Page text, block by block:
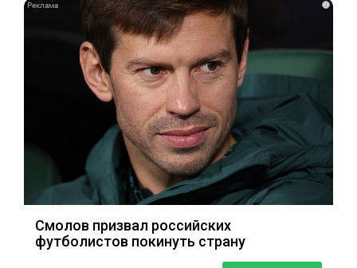
i
Смолов призвал российских
футболистов покинуть страну